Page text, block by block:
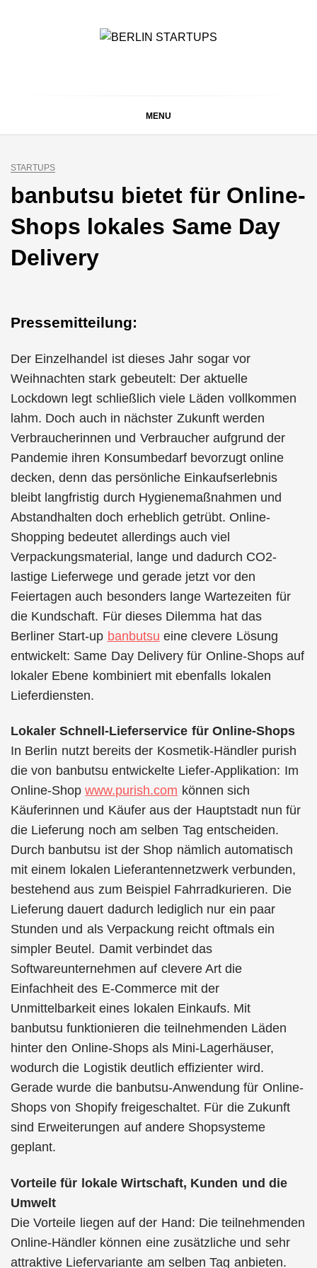
MENU
STARTUPS
banbutsu bietet für Online-
Shops lokales Same Day
Delivery
Pressemitteilung:
Der Einzelhandel ist dieses Jahr sogar vor
Weihnachten stark gebeutelt: Der aktuelle
Lockdown legt schließlich viele Läden vollkommen
lahm. Doch auch in nächster Zukunft werden
Verbraucherinnen und Verbraucher aufgrund der
Pandemie ihren Konsumbedarf bevorzugt online
decken, denn das persönliche Einkaufserlebnis
bleibt langfristig durch Hygienemaßnahmen und
Abstandhalten doch erheblich getrübt. Online-
Shopping bedeutet allerdings auch viel
Verpackungsmaterial, lange und dadurch CO2-
lastige Lieferwege und gerade jetzt vor den
Feiertagen auch besonders lange Wartezeiten für
die Kundschaft. Für dieses Dilemma hat das
Berliner Start-up banbutsu eine clevere Lösung
entwickelt: Same Day Delivery für Online-Shops auf
lokaler Ebene kombiniert mit ebenfalls lokalen
Lieferdiensten.
Lokaler Schnell-Lieferservice für Online-Shops
In Berlin nutzt bereits der Kosmetik-Händler purish
die von banbutsu entwickelte Liefer-Applikation: Im
Online-Shopwww.purish.com können sich
Käuferinnen und Käufer aus der Hauptstadt nun für
die Lieferung noch am selben Tag entscheiden.
Durch banbutsu ist der Shop nämlich automatisch
mit einem lokalen Lieferantennetzwerk verbunden,
bestehend aus zum Beispiel Fahrradkurieren. Die
Lieferung dauert dadurch lediglich nur ein paar
Stunden und als Verpackung reicht oftmals ein
simpler Beutel. Damit verbindet das
Softwareunternehmen auf clevere Art die
Einfachheit des E-Commerce mit der
Unmittelbarkeit eines lokalen Einkaufs. Mit
banbutsu funktionieren die teilnehmenden Läden
hinter den Online-Shops als Mini-Lagerhäuser,
wodurch die Logistik deutlich effizienter wird.
Gerade wurde die banbutsu-Anwendung für Online-
Shops von Shopify freigeschaltet. Für die Zukunft
sind Erweiterungen auf andere Shopsysteme
geplant.
Vorteile für lokale Wirtschaft, Kunden und die
Umwelt
Die Vorteile liegen auf der Hand: Die teilnehmenden
Online-Händler können eine zusätzliche und sehr
attraktive Liefervariante am selben Tag anbieten.